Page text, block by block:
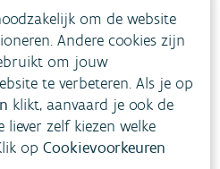
naar
om de website
Andere cookies zijn
om jouw
te verbeteren. Als je op
klikt, aanvaard je ook de
zelf kiezen welke
opCookievoorkeuren